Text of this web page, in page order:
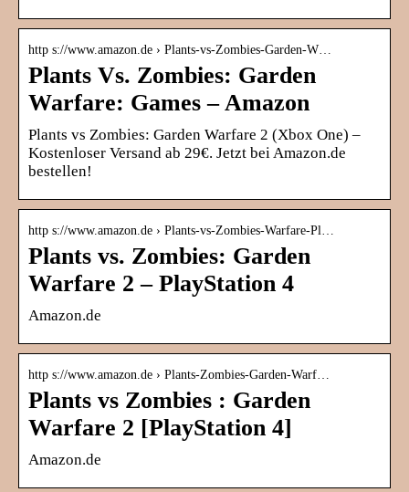
http s://www.amazon.de › Plants-vs-Zombies-Garden-W…
Plants Vs. Zombies: Garden
Warfare: Games – Amazon
Plants vs Zombies: Garden Warfare 2 (Xbox One) –
Kostenloser Versand ab 29€. Jetzt bei Amazon.de
bestellen!
http s://www.amazon.de › Plants-vs-Zombies-Warfare-Pl…
Plants vs. Zombies: Garden
Warfare 2 – PlayStation 4
Amazon.de
http s://www.amazon.de › Plants-Zombies-Garden-Warf…
Plants vs Zombies : Garden
Warfare 2 [PlayStation 4]
Amazon.de